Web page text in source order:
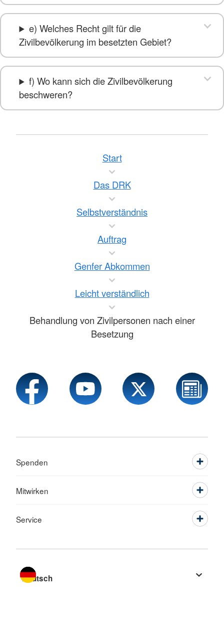
e) Welches Recht gilt für die
Zivilbevölkerung im besetzten Gebiet?
f) Wo kann sich die Zivilbevölkerung
beschweren?
Start
Das DRK
Selbstverständnis
Auftrag
Genfer Abkommen
Leicht verständlich
Behandlung von Zivilpersonen nach einer
Besetzung
Spenden
Mitwirken
Service
Sprache wechseln zu